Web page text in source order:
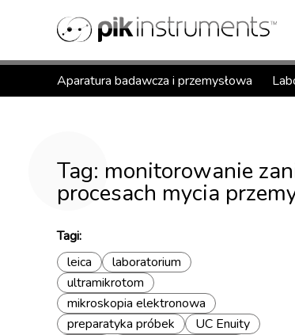
Aparatura badawcza i przemysłowa
Tag: monitorowanie
procesach mycia
Tagi:
leica
laboratorium
ultramikrotom
mikroskopia elektronowa
preparatyka próbek
UC Enuity